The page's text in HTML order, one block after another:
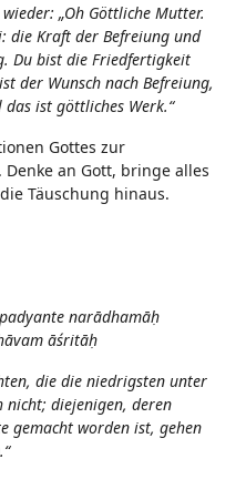
„Oh Göttliche Mutter.
die Kraft der Befreiung und
Du bist die Friedfertigkeit
der Wunsch nach Befreiung,
ist göttliches Werk.“
Gottes zur
an Gott, bringe alles
Täuschung hinaus.
narādhamāḥ
āśritāḥ
die die niedrigsten unter
nicht; diejenigen, deren
gemacht worden ist, gehen